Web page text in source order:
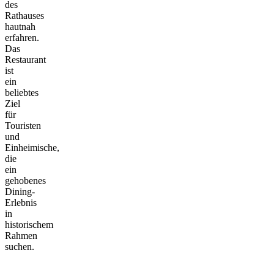
des
Rathauses
hautnah
erfahren.
Das
Restaurant
ist
ein
beliebtes
Ziel
für
Touristen
und
Einheimische,
die
ein
gehobenes
Dining-
Erlebnis
in
historischem
Rahmen
suchen.